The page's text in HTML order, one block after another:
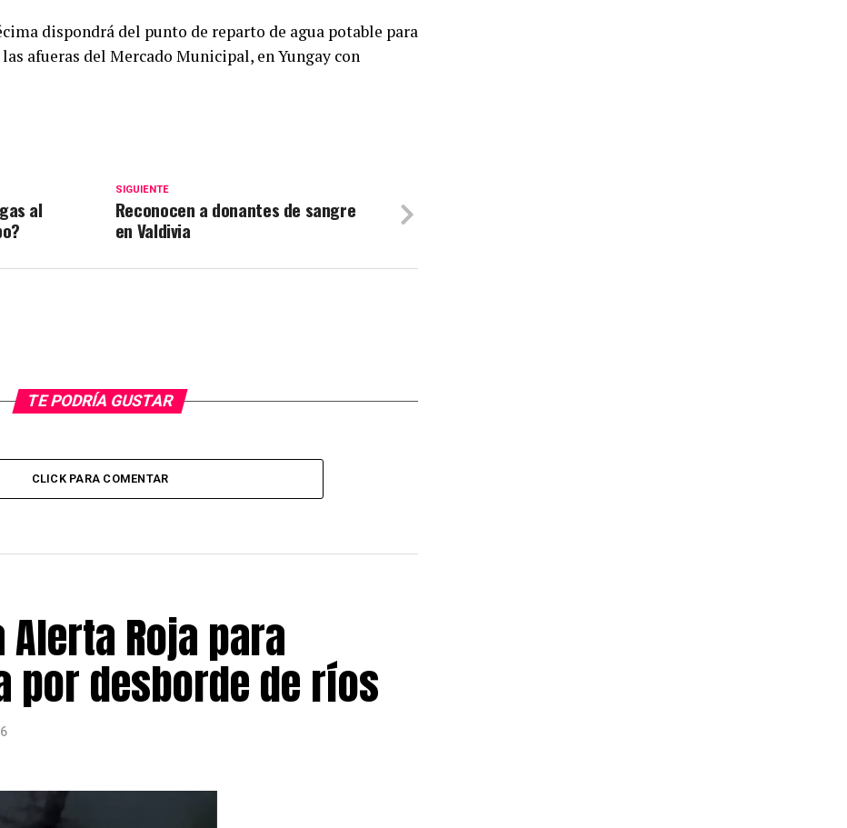
dispondrá del punto de reparto de agua potable para
afueras del Mercado Municipal, en Yungay con
SIGUIENTE
Reconocen a donantes de sangre
en Valdivia
al
TE PODRÍA GUSTAR
CLICK PARA COMENTAR
Alerta Roja para
por desborde de ríos